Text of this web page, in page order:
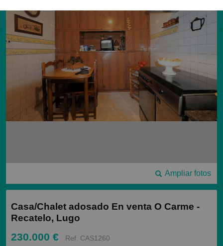
Ampliar fotos
Casa/Chalet adosado En venta O Carme -
Recatelo, Lugo
230.000 € Ref. CAS1260